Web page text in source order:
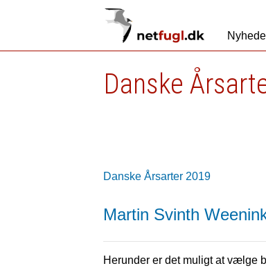
Danske
Danske Årsarter 2019
Martin Svinth
Herunder er det muligt at vælge